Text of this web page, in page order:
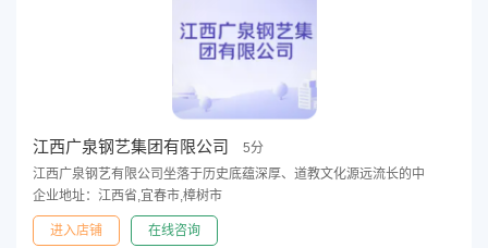
江西广泉钢艺集团有限公司
5分
江西广泉钢艺有限公司坐落于历史底蕴深厚、道教文化源远流长的中
企业地址：江西省,宜春市,樟树市
进入店铺
在线咨询